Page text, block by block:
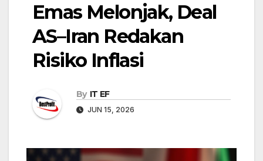
Emas Melonjak, Deal
AS–Iran Redakan
Risiko Inflasi
By IT EF
JUN 15, 2026